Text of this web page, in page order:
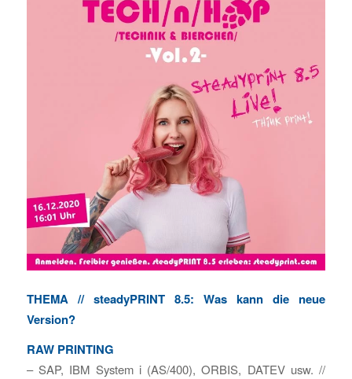
THEMA // steadyPRINT 8.5: Was kann die neue
Version?
RAW PRINTING
– SAP, IBM System i (AS/400), ORBIS, DATEV usw. //